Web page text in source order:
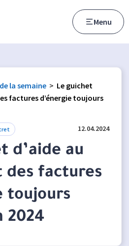
Menu
la semaine > Le guichet
factures d’énergie toujours
12.04.2024
d’aide au
des factures
toujours
2024